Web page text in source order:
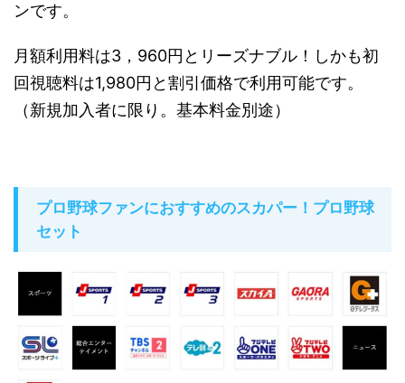
ンです。
月額利用料は3，960円とリーズナブル！しかも初
回視聴料は1,980円と割引価格で利用可能です。
（新規加入者に限り。基本料金別途）
プロ野球ファンにおすすめのスカパー！プロ野球
セット